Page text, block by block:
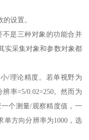
设置。
是三种对象的功能合并
实采集对象和参数对象都
/理论精度。若单视野为
率=5/0.02=250。然而为
个测量/观察精度值，一
单方向分辨率为1000，选